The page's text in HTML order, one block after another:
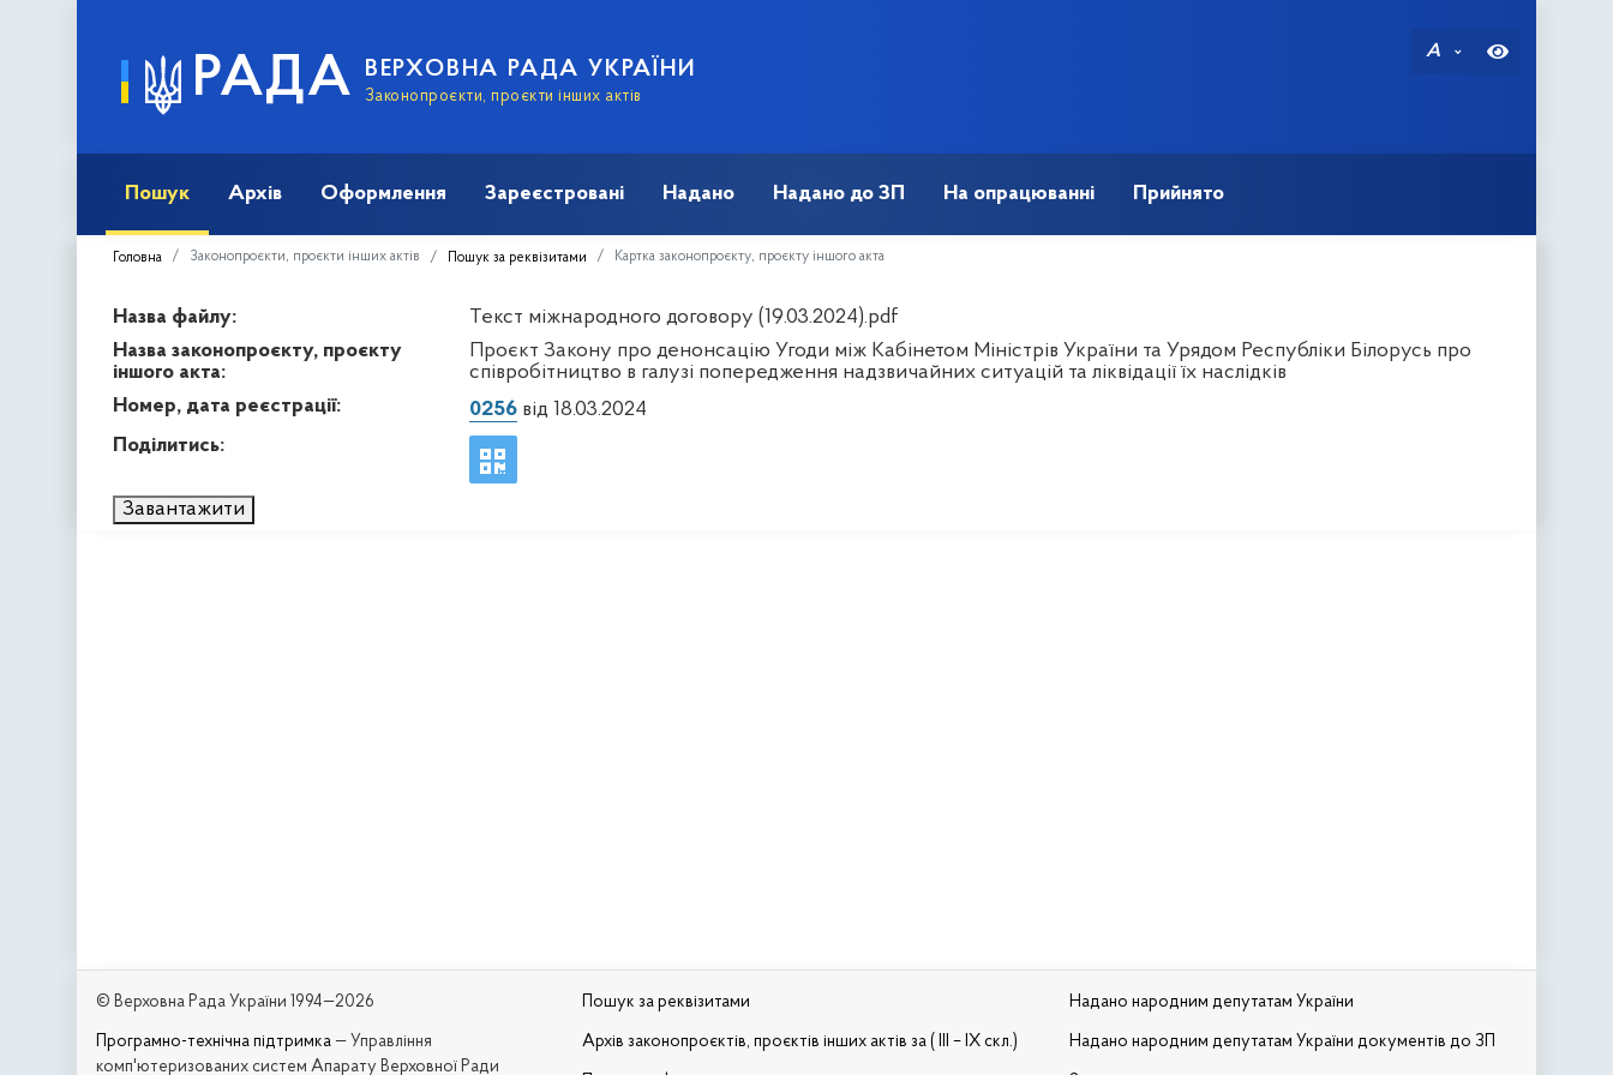
РАДА ВЕРХОВНА РАДА УКРАЇНИ
Законопроєкти, проєкти інших актів
A
Пошук Архів Оформлення Зареєстровані Надано Надано до ЗП На опрацюванні Прийнято
Головна Законопроєкти, проєкти інших актів Пошук за реквізитами Картка законопроєкту, проєкту іншого акта
Назва файлу:
Текст міжнародного договору (19.03.2024).pdf
Назва законопроєкту, проєкту
іншого акта:
Проєкт Закону про денонсацію Угоди між Кабінетом Міністрів України та Урядом Республіки Білорусь про
співробітництво в галузі попередження надзвичайних ситуацій та ліквідації їх наслідків
Номер, дата реєстрації:
0256від 18.03.2024
Поділитись:
Завантажити
© Верховна Рада України 1994—2026
Програмно-технічна підтримка — Управління
комп'ютеризованих систем Апарату Верховної Ради
Пошук за реквізитами
Архів законопроєктів, проєктів інших актів за ( III – IX скл.)
Надано народним депутатам України
Надано народним депутатам України документів до ЗП